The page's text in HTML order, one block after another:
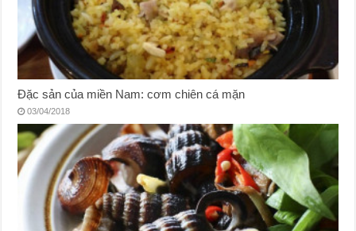
Đặc sản của miền Nam: cơm chiên cá mặn
03/04/2018